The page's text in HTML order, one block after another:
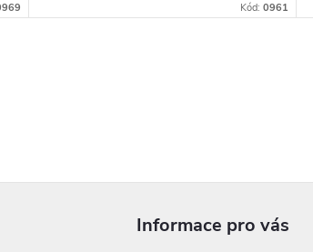
Kód: 0961
Informace pro vás